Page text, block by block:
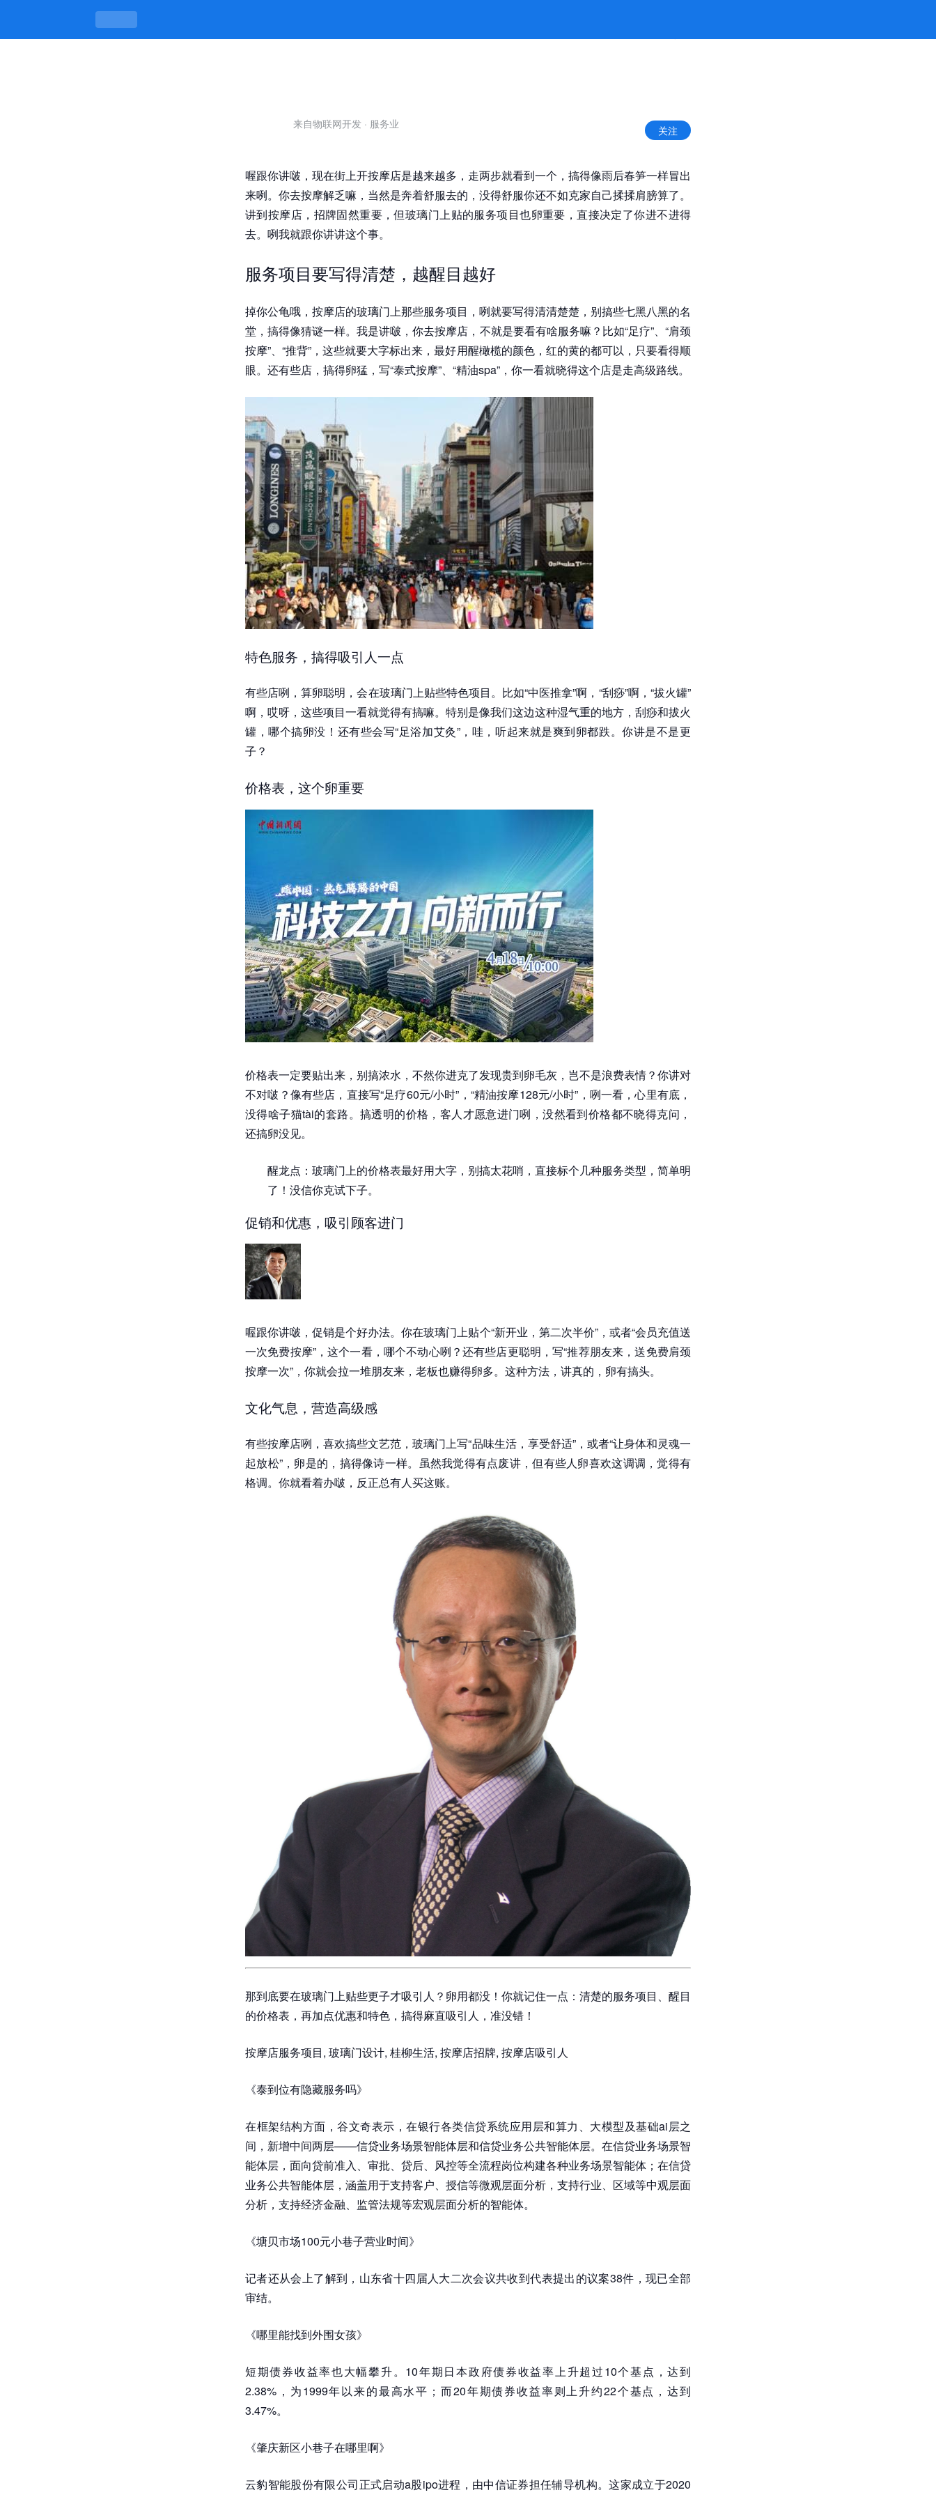
按摩店除了招牌还要在玻璃门上贴上哪些服务项目，让人一看就想进来试试？ -jiuyou九游娱乐官方
来自物联网开发 · 服务业 关注
喔跟你讲啵，现在街上开按摩店是越来越多，走两步就看到一个，搞得像雨后春笋一样冒出
来咧。你去按摩解乏嘛，当然是奔着舒服去的，没得舒服你还不如克家自己揉揉肩膀算了。
讲到按摩店，招牌固然重要，但玻璃门上贴的服务项目也卵重要，直接决定了你进不进得
去。咧我就跟你讲讲这个事。
服务项目要写得清楚，越醒目越好
掉你公龟哦，按摩店的玻璃门上那些服务项目，咧就要写得清清楚楚，别搞些七黑八黑的名
堂，搞得像猜谜一样。我是讲啵，你去按摩店，不就是要看有啥服务嘛？比如“足疗”、“肩颈
按摩”、“推背”，这些就要大字标出来，最好用醒橄榄的颜色，红的黄的都可以，只要看得顺
眼。还有些店，搞得卵猛，写“泰式按摩”、“精油spa”，你一看就晓得这个店是走高级路线。
特色服务，搞得吸引人一点
有些店咧，算卵聪明，会在玻璃门上贴些特色项目。比如“中医推拿”啊，“刮痧”啊，“拔火罐”
啊，哎呀，这些项目一看就觉得有搞嘛。特别是像我们这边这种湿气重的地方，刮痧和拔火
罐，哪个搞卵没！还有些会写“足浴加艾灸”，哇，听起来就是爽到卵都跌。你讲是不是更
子？
价格表，这个卵重要
价格表一定要贴出来，别搞浓水，不然你进克了发现贵到卵毛灰，岂不是浪费表情？你讲对
不对啵？像有些店，直接写“足疗60元/小时”，“精油按摩128元/小时”，咧一看，心里有底，
没得啥子猫tài的套路。搞透明的价格，客人才愿意进门咧，没然看到价格都不晓得克问，
还搞卵没见。
醒龙点：玻璃门上的价格表最好用大字，别搞太花哨，直接标个几种服务类型，简单明
了！没信你克试下子。
促销和优惠，吸引顾客进门
喔跟你讲啵，促销是个好办法。你在玻璃门上贴个“新开业，第二次半价”，或者“会员充值送
一次免费按摩”，这个一看，哪个不动心咧？还有些店更聪明，写“推荐朋友来，送免费肩颈
按摩一次”，你就会拉一堆朋友来，老板也赚得卵多。这种方法，讲真的，卵有搞头。
文化气息，营造高级感
有些按摩店咧，喜欢搞些文艺范，玻璃门上写“品味生活，享受舒适”，或者“让身体和灵魂一
起放松”，卵是的，搞得像诗一样。虽然我觉得有点废讲，但有些人卵喜欢这调调，觉得有
格调。你就看着办啵，反正总有人买这账。
那到底要在玻璃门上贴些更子才吸引人？卵用都没！你就记住一点：清楚的服务项目、醒目
的价格表，再加点优惠和特色，搞得麻直吸引人，准没错！
按摩店服务项目, 玻璃门设计, 桂柳生活, 按摩店招牌, 按摩店吸引人
《泰到位有隐藏服务吗》
在框架结构方面，谷文奇表示，在银行各类信贷系统应用层和算力、大模型及基础ai层之
间，新增中间两层——信贷业务场景智能体层和信贷业务公共智能体层。在信贷业务场景智
能体层，面向贷前准入、审批、贷后、风控等全流程岗位构建各种业务场景智能体；在信贷
业务公共智能体层，涵盖用于支持客户、授信等微观层面分析，支持行业、区域等中观层面
分析，支持经济金融、监管法规等宏观层面分析的智能体。
《塘贝市场100元小巷子营业时间》
记者还从会上了解到，山东省十四届人大二次会议共收到代表提出的议案38件，现已全部
审结。
《哪里能找到外围女孩》
短期债券收益率也大幅攀升。10年期日本政府债券收益率上升超过10个基点，达到
2.38%，为1999年以来的最高水平；而20年期债券收益率则上升约22个基点，达到
3.47%。
《肇庆新区小巷子在哪里啊》
云豹智能股份有限公司正式启动a股ipo进程，由中信证券担任辅导机构。这家成立于2020